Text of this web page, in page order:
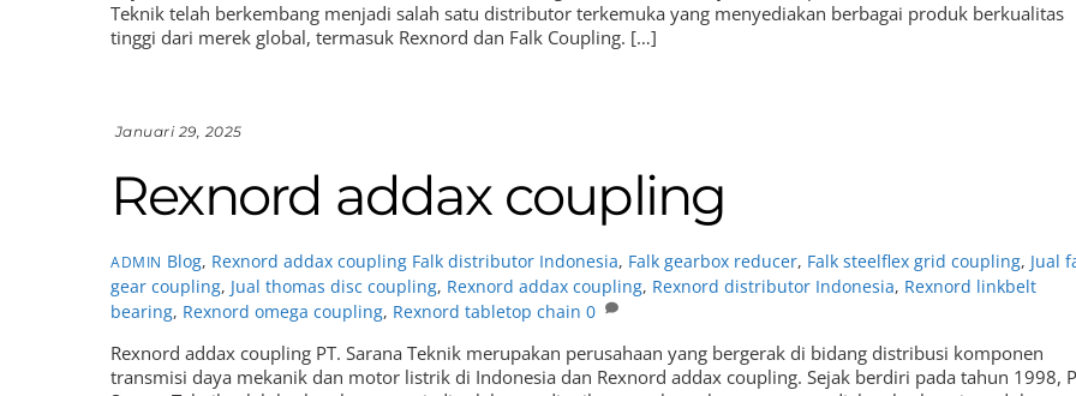
Teknik telah berkembang menjadi salah satu distributor terkemuka yang menyediakan berbagai produk berkualitas
tinggi dari merek global, termasuk Rexnord dan Falk Coupling. […]
Januari 29, 2025
Rexnord addax coupling
ADMIN Blog, Rexnord addax coupling Falk distributor Indonesia, Falk gearbox reducer, Falk steelflex grid coupling, Jual
gear coupling, Jual thomas disc coupling, Rexnord addax coupling, Rexnord distributor Indonesia, Rexnord linkbelt
bearing, Rexnord omega coupling, Rexnord tabletop chain 0
Rexnord addax coupling PT. Sarana Teknik merupakan perusahaan yang bergerak di bidang distribusi komponen
transmisi daya mekanik dan motor listrik di Indonesia dan Rexnord addax coupling. Sejak berdiri pada tahun 1998,